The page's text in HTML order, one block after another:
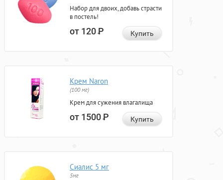
Набор для двоих, добавь страсти
в постель!
от 120Р Купить
Крем Naron
(100 мг)
Крем для сужения влагалища
от 1500Р Купить
Сиалис 5 мг
5мг